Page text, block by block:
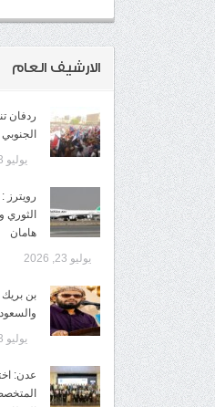
الارشيف العام
ردفان
يوليو 23, 2026
الثوري
هامان
يوليو 23, 2026
بن
يوليو 23, 2026
عدن: